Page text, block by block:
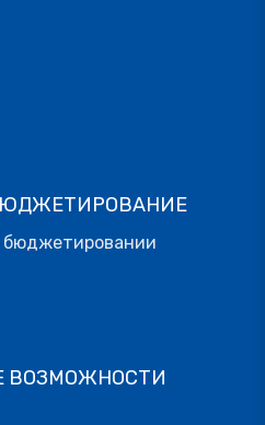
бюджетировании
ВОЗМОЖНОСТИ